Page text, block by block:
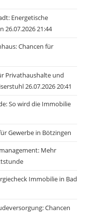
Energetische
26.07.2026 21:44
Chancen für
Privathaushalte und
26.07.2026 20:41
So wird die Immobilie
Gewerbe in Bötzingen
Mehr
Immobilie in Bad
Chancen